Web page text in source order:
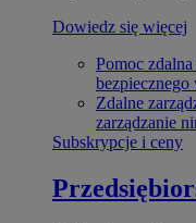
Dowiedz się więcej
Pomoc zdalna
bezpiecznego
Zdalne
zarządzanie
Subskrypcje i ceny